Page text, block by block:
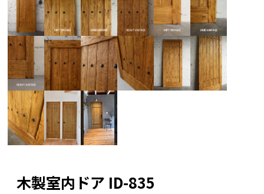
木製室内ドア ID-835